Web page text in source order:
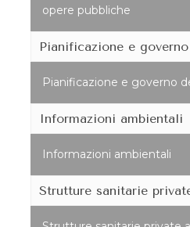
opere pubbliche
Pianificazione e
Pianificazione e governo
Informazioni ambientali
Informazioni ambientali
Strutture sanitarie